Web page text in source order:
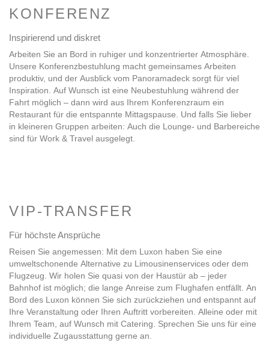
KONFERENZ
Inspirierend und diskret
Arbeiten Sie an Bord in ruhiger und konzentrierter Atmosphäre.
Unsere Konferenzbestuhlung macht gemeinsames Arbeiten
produktiv, und der Ausblick vom Panoramadeck sorgt für viel
Inspiration. Auf Wunsch ist eine Neubestuhlung während der
Fahrt möglich – dann wird aus Ihrem Konferenzraum ein
Restaurant für die entspannte Mittagspause. Und falls Sie lieber
in kleineren Gruppen arbeiten: Auch die Lounge- und Barbereiche
sind für Work & Travel ausgelegt.
VIP-TRANSFER
Für höchste Ansprüche
Reisen Sie angemessen: Mit dem Luxon haben Sie eine
umweltschonende Alternative zu Limousinenservices oder dem
Flugzeug. Wir holen Sie quasi von der Haustür ab – jeder
Bahnhof ist möglich; die lange Anreise zum Flughafen entfällt. An
Bord des Luxon können Sie sich zurückziehen und entspannt auf
Ihre Veranstaltung oder Ihren Auftritt vorbereiten. Alleine oder mit
Ihrem Team, auf Wunsch mit Catering. Sprechen Sie uns für eine
individuelle Zugausstattung gerne an.